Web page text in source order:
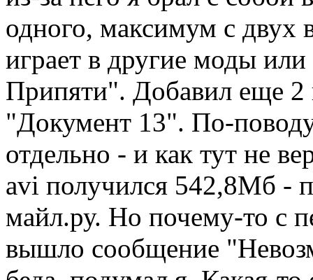
одного, максимум с двух
играет в другие моды
Припяти". Добавил еще 2
"Документ 13". По-
отдельно - и как тут не
avi получился 542,8Мб -
майл.ру. Но почему-то с
вышло сообщение